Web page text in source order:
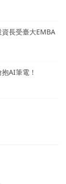
長受臺大EMBA
AI筆電！